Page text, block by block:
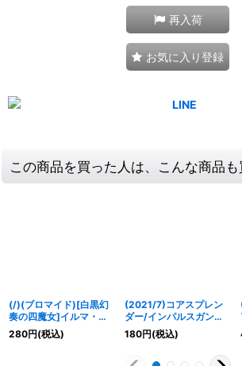
再入荷
お気に入り登録
この商品を買った人は、こんな商品
(/)(ブロマイド)[白黒幻
奏の四魔女]イルマ・イ
マージュ【-】{D01-16}
《》
280円(税込)
(2021/7)コアスプレン
ダー/インパルスガンダ
ム【転醒R】{CB16-
023a/CB16-023b}
180円(税込)